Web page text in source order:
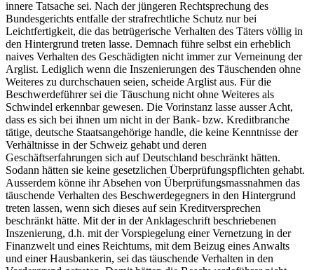
innere Tatsache sei. Nach der jüngeren Rechtsprechung des
Bundesgerichts entfalle der strafrechtliche Schutz nur bei
Leichtfertigkeit, die das betrügerische Verhalten des Täters völlig in
den Hintergrund treten lasse. Demnach führe selbst ein erheblich
naives Verhalten des Geschädigten nicht immer zur Verneinung der
Arglist. Lediglich wenn die Inszenierungen des Täuschenden ohne
Weiteres zu durchschauen seien, scheide Arglist aus. Für die
Beschwerdeführer sei die Täuschung nicht ohne Weiteres als
Schwindel erkennbar gewesen. Die Vorinstanz lasse ausser Acht,
dass es sich bei ihnen um nicht in der Bank- bzw. Kreditbranche
tätige, deutsche Staatsangehörige handle, die keine Kenntnisse der
Verhältnisse in der Schweiz gehabt und deren
Geschäftserfahrungen sich auf Deutschland beschränkt hätten.
Sodann hätten sie keine gesetzlichen Überprüfungspflichten gehabt.
Ausserdem könne ihr Absehen von Überprüfungsmassnahmen das
täuschende Verhalten des Beschwerdegegners in den Hintergrund
treten lassen, wenn sich dieses auf sein Kreditversprechen
beschränkt hätte. Mit der in der Anklageschrift beschriebenen
Inszenierung, d.h. mit der Vorspiegelung einer Vernetzung in der
Finanzwelt und eines Reichtums, mit dem Beizug eines Anwalts
und einer Hausbankerin, sei das täuschende Verhalten in den